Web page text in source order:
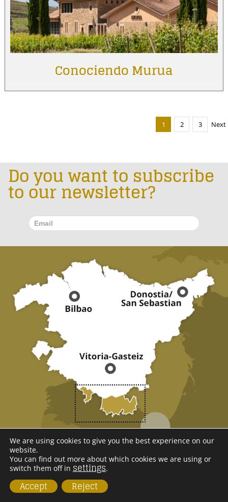
Conociendo Murua
1 2 3 Next
Do you want to subscribe
to our newsletter?
WE ARE
RIOJA ALAVESA
We are using cookies to give you the best experience on our
website.
You can find out more about which cookies we are using or
switch them off in settings.
Accept Reject